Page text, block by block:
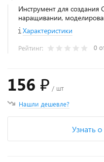
Инструмент для создания
наращивании,
Характеристики
Рейтинг: 0
156 ₽ / шт
Нашли дешевле?
Узнать